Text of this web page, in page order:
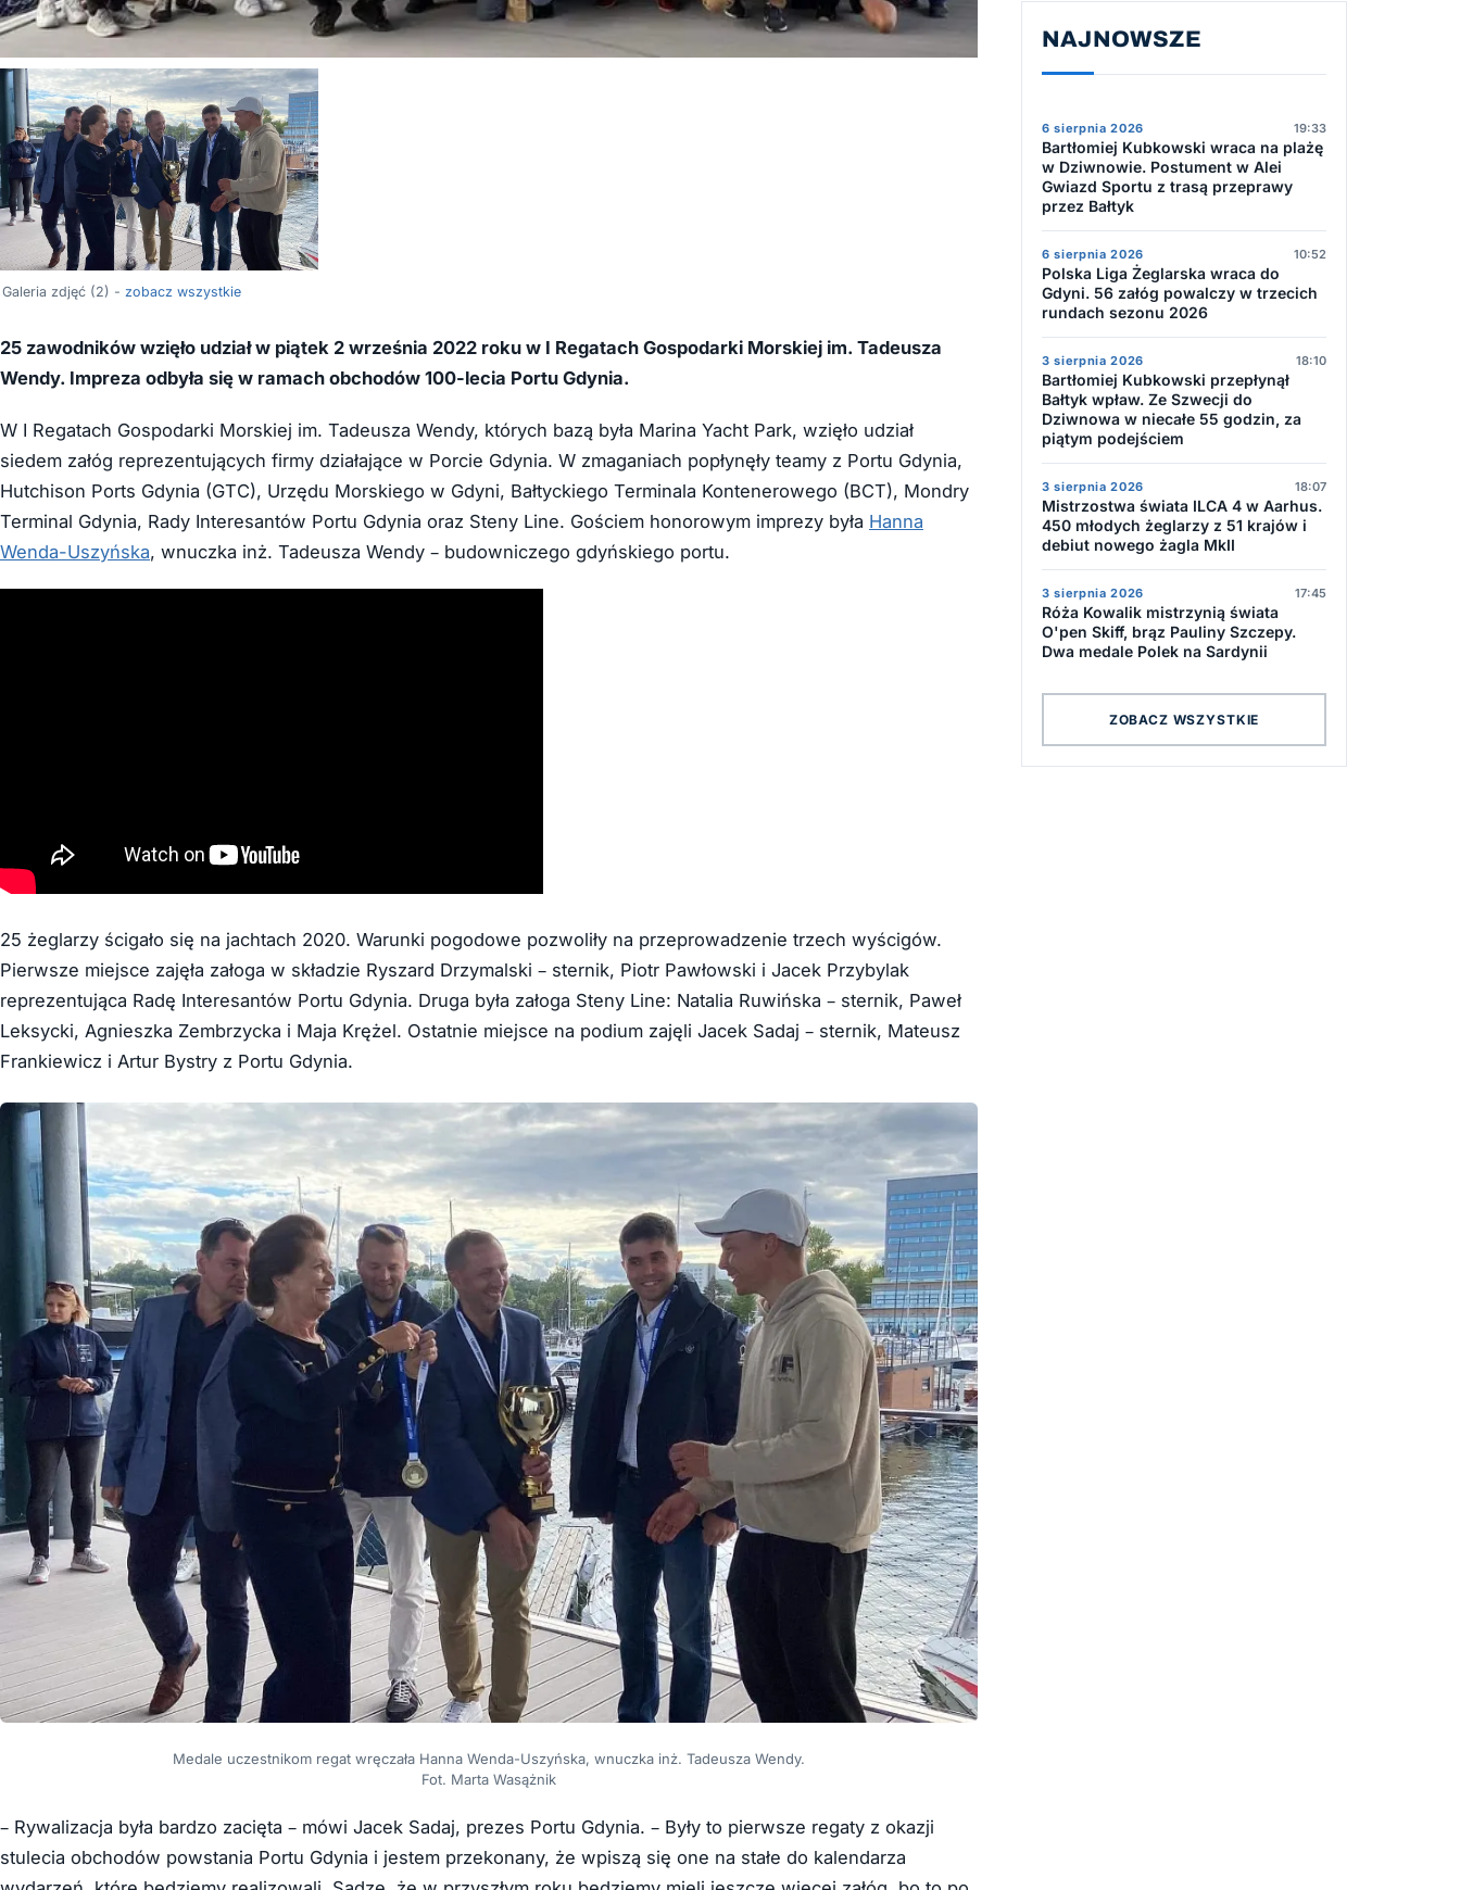
Galeria zdjęć (2) - zobacz wszystkie
25 zawodników wzięło udział w piątek 2 września 2022 roku w I Regatach Gospodarki Morskiej im. Tadeusza
Wendy. Impreza odbyła się w ramach obchodów 100-lecia Portu Gdynia.
W I Regatach Gospodarki Morskiej im. Tadeusza Wendy, których bazą była Marina Yacht Park, wzięło udział
siedem załóg reprezentujących firmy działające w Porcie Gdynia. W zmaganiach popłynęły teamy z Portu Gdynia,
Hutchison Ports Gdynia (GTC), Urzędu Morskiego w Gdyni, Bałtyckiego Terminala Kontenerowego (BCT), Mondry
Terminal Gdynia, Rady Interesantów Portu Gdynia oraz Steny Line. Gościem honorowym imprezy była Hanna
Wenda-Uszyńska, wnuczka inż. Tadeusza Wendy – budowniczego gdyńskiego portu.
25 żeglarzy ścigało się na jachtach 2020. Warunki pogodowe pozwoliły na przeprowadzenie trzech wyścigów.
Pierwsze miejsce zajęła załoga w składzie Ryszard Drzymalski – sternik, Piotr Pawłowski i Jacek Przybylak
reprezentująca Radę Interesantów Portu Gdynia. Druga była załoga Steny Line: Natalia Ruwińska – sternik, Paweł
Leksycki, Agnieszka Zembrzycka i Maja Krężel. Ostatnie miejsce na podium zajęli Jacek Sadaj – sternik, Mateusz
Frankiewicz i Artur Bystry z Portu Gdynia.
Medale uczestnikom regat wręczała Hanna Wenda-Uszyńska, wnuczka inż. Tadeusza Wendy.
Fot. Marta Wasążnik
– Rywalizacja była bardzo zacięta – mówi Jacek Sadaj, prezes Portu Gdynia. – Były to pierwsze regaty z okazji
stulecia obchodów powstania Portu Gdynia i jestem przekonany, że wpiszą się one na stałe do kalendarza
NAJNOWSZE
6 sierpnia 2026 19:33
Bartłomiej Kubkowski wraca na plażę
w Dziwnowie. Postument w Alei
Gwiazd Sportu z trasą przeprawy
przez Bałtyk
6 sierpnia 2026 10:52
Polska Liga Żeglarska wraca do
Gdyni. 56 załóg powalczy w trzecich
rundach sezonu 2026
3 sierpnia 2026 18:10
Bartłomiej Kubkowski przepłynął
Bałtyk wpław. Ze Szwecji do
Dziwnowa w niecałe 55 godzin, za
piątym podejściem
3 sierpnia 2026 18:07
Mistrzostwa świata ILCA 4 w Aarhus.
450 młodych żeglarzy z 51 krajów i
debiut nowego żagla MkII
3 sierpnia 2026 17:45
Róża Kowalik mistrzynią świata
O'pen Skiff, brąz Pauliny Szczepy.
Dwa medale Polek na Sardynii
ZOBACZ WSZYSTKIE